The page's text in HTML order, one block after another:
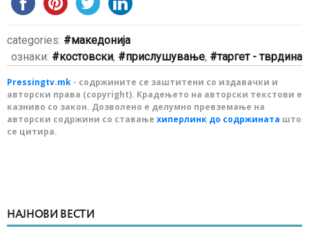
categories:
македонија
ознаки:
костовски, прислушување, таргет - тврдина
Pressingtv.mk - содржините се заштитени со издавачки и
авторски права (copyright). Крадењето на авторски текстови е
казниво со закон. Дозволено е делумно превземање на
авторски содржини со ставање хиперлинк до содржината што
се цитира.
НАЈНОВИ ВЕСТИ